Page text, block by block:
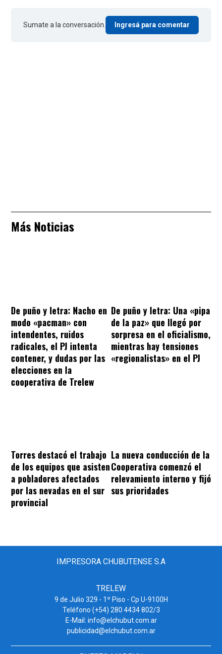
Sumate a la conversación. Ingresá para comentar
Más Noticias
De puño y letra: Nacho en
modo «pacman» con
intendentes, ruidos
radicales, el PJ intenta
contener, y dudas por las
elecciones en la
cooperativa de Trelew
De puño y letra: Una «pipa
de la paz» que llegó por
sorpresa en el oficialismo,
mientras hay tensiones
«regionalistas» en el PJ
Torres destacó el trabajo
de los equipos que asisten
a pobladores afectados
por las nevadas en el sur
provincial
La nueva conducción de la
Cooperativa comenzó el
relevamiento interno y fijó
sus prioridades
IMPRESORA CHUBUTENSE S.A
TRELEW
9 de Julio 329 - 1º Piso - Cp U-9100H
Teléfono (+54) 280 4434 802/3
E-Mail: info@elchubut.com.ar
publicidad@elchubut.com.ar